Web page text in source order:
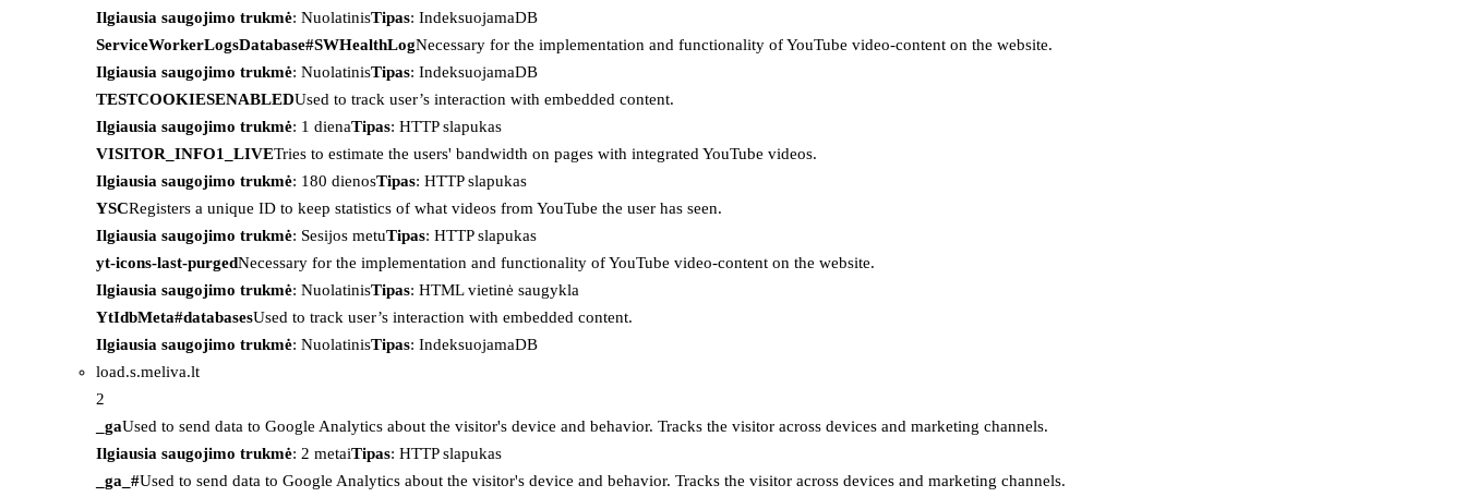
Ilgiausia saugojimo trukmė: NuolatinisTipas: IndeksuojamaDB
ServiceWorkerLogsDatabase#SWHealthLogNecessary for the implementation and functionality of YouTube video-content on the website.
Ilgiausia saugojimo trukmė: NuolatinisTipas: IndeksuojamaDB
TESTCOOKIESENABLEDUsed to track user’s interaction with embedded content.
Ilgiausia saugojimo trukmė: 1 dienaTipas: HTTP slapukas
VISITOR_INFO1_LIVETries to estimate the users' bandwidth on pages with integrated YouTube videos.
Ilgiausia saugojimo trukmė: 180 dienosTipas: HTTP slapukas
YSCRegisters a unique ID to keep statistics of what videos from YouTube the user has seen.
Ilgiausia saugojimo trukmė: Sesijos metuTipas: HTTP slapukas
yt-icons-last-purgedNecessary for the implementation and functionality of YouTube video-content on the website.
Ilgiausia saugojimo trukmė: NuolatinisTipas: HTML vietinė saugykla
YtIdbMeta#databasesUsed to track user’s interaction with embedded content.
Ilgiausia saugojimo trukmė: NuolatinisTipas: IndeksuojamaDB
load.s.meliva.lt
2
_gaUsed to send data to Google Analytics about the visitor's device and behavior. Tracks the visitor across devices and marketing channels.
Ilgiausia saugojimo trukmė: 2 metaiTipas: HTTP slapukas
_ga_#Used to send data to Google Analytics about the visitor's device and behavior. Tracks the visitor across devices and marketing channels.